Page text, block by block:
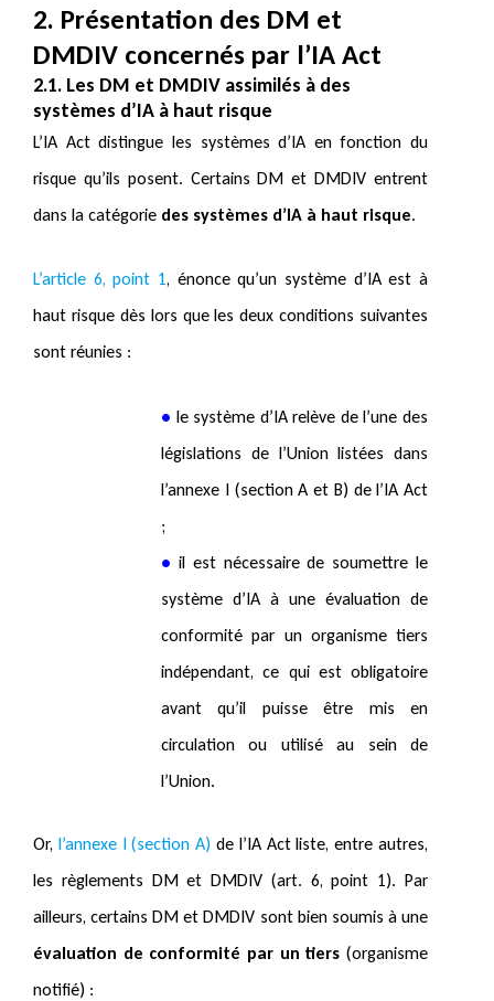
2. Présentation des DM et
DMDIV concernés par l’IA Act
2.1. Les DM et DMDIV assimilés à des
systèmes d’IA à haut risque
L’IA Act distingue les systèmes d’IA en fonction du
risque qu’ils posent. Certains DM et DMDIV entrent
dans la catégorie des systèmes d’IA à haut risque.
L’article 6, point 1, énonce qu’un système d’IA est à
haut risque dès lors que les deux conditions suivantes
sont réunies :
• le système d’IA relève de l’une des
législations de l’Union listées dans
l’annexe I (section A et B) de l’IA Act
;
• il est nécessaire de soumettre le
système d’IA à une évaluation de
conformité par un organisme tiers
indépendant, ce qui est obligatoire
avant qu’il puisse être mis en
circulation ou utilisé au sein de
l’Union.
Or, l’annexe I (section A) de l’IA Act liste, entre autres,
les règlements DM et DMDIV (art. 6, point 1). Par
ailleurs, certains DM et DMDIV sont bien soumis à une
évaluation de conformité par un tiers (organisme
notifié) :